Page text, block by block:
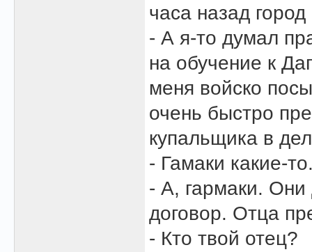
часа назад
- А я-то думал
на обучение к
меня войско
очень быстро
купальщика в
- Гамаки какие-
- А, гармаки.
договор. Отца
- Кто твой отец?